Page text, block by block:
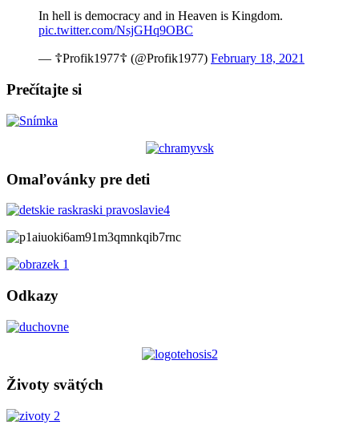
In hell is democracy and in Heaven is Kingdom.
pic.twitter.com/NsjGHq9OBC
— ☦Profik1977☦ (@Profik1977) February 18, 2021
Prečítajte si
Omaľovánky pre deti
Odkazy
Životy svätých